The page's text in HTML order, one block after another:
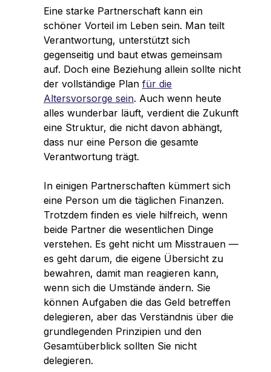
Eine starke Partnerschaft kann ein
schöner Vorteil im Leben sein. Man teilt
Verantwortung, unterstützt sich
gegenseitig und baut etwas gemeinsam
auf. Doch eine Beziehung allein sollte nicht
der vollständige Plan für die
Altersvorsorge sein. Auch wenn heute
alles wunderbar läuft, verdient die Zukunft
eine Struktur, die nicht davon abhängt,
dass nur eine Person die gesamte
Verantwortung trägt.
In einigen Partnerschaften kümmert sich
eine Person um die täglichen Finanzen.
Trotzdem finden es viele hilfreich, wenn
beide Partner die wesentlichen Dinge
verstehen. Es geht nicht um Misstrauen —
es geht darum, die eigene Übersicht zu
bewahren, damit man reagieren kann,
wenn sich die Umstände ändern. Sie
können Aufgaben die das Geld betreffen
delegieren, aber das Verständnis über die
grundlegenden Prinzipien und den
Gesamtüberblick sollten Sie nicht
delegieren.